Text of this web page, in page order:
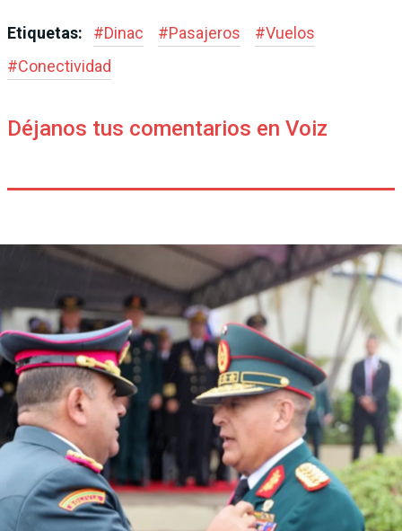
Etiquetas: #Dinac #Pasajeros #Vuelos
#Conectividad
Déjanos tus comentarios en Voiz